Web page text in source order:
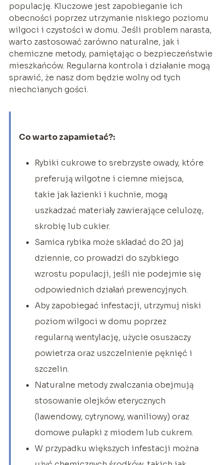
populację. Kluczowe jest zapobieganie ich
obecności poprzez utrzymanie niskiego poziomu
wilgoci i czystości w domu. Jeśli problem narasta,
warto zastosować zarówno naturalne, jak i
chemiczne metody, pamiętając o bezpieczeństwie
mieszkańców. Regularna kontrola i działanie mogą
sprawić, że nasz dom będzie wolny od tych
niechcianych gości.
Co warto zapamietać?:
Rybiki cukrowe to srebrzyste owady, które
preferują wilgotne i ciemne miejsca,
takie jak łazienki i kuchnie, mogą
uszkadzać materiały zawierające celulozę,
skrobię lub cukier.
Samica rybika może składać do 20 jaj
dziennie, co prowadzi do szybkiego
wzrostu populacji, jeśli nie podejmie się
odpowiednich działań prewencyjnych.
Aby zapobiegać infestacji, utrzymuj niski
poziom wilgoci w domu poprzez
regularną wentylację, użycie osuszaczy
powietrza oraz uszczelnienie pęknięć i
szczelin.
Naturalne metody zwalczania obejmują
stosowanie olejków eterycznych
(lawendowy, cytrynowy, waniliowy) oraz
domowe pułapki z miodem lub cukrem.
W przypadku większych infestacji można